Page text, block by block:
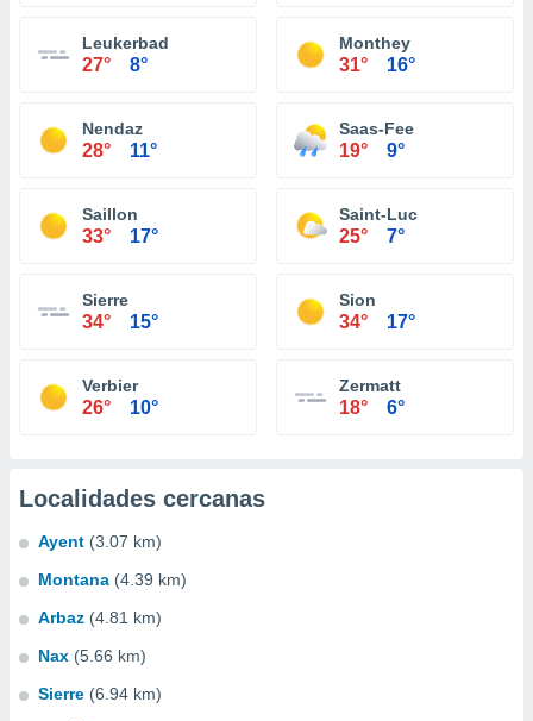
Leukerbad
27° 8°
Monthey
31° 16°
Nendaz
28° 11°
Saas-Fee
19° 9°
Saillon
33° 17°
Saint-Luc
25° 7°
Sierre
34° 15°
Sion
34° 17°
Verbier
26° 10°
Zermatt
18° 6°
Localidades cercanas
Ayent (3.07 km)
Montana (4.39 km)
Arbaz (4.81 km)
Nax (5.66 km)
Sierre (6.94 km)